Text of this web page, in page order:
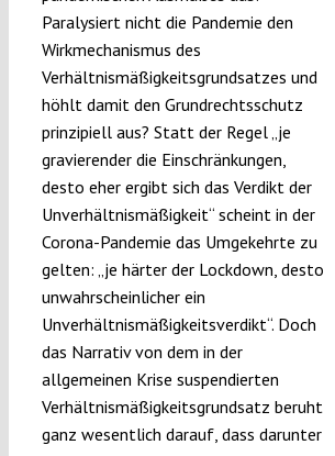
Paralysiert nicht die Pandemie den
Wirkmechanismus des
Verhältnismäßigkeitsgrundsatzes und
höhlt damit den Grundrechtsschutz
prinzipiell aus? Statt der Regel „je
gravierender die Einschränkungen,
desto eher ergibt sich das Verdikt der
Unverhältnismäßigkeit“ scheint in der
Corona-Pandemie das Umgekehrte zu
gelten: „je härter der Lockdown, desto
unwahrscheinlicher ein
Unverhältnismäßigkeitsverdikt“. Doch
das Narrativ von dem in der
allgemeinen Krise suspendierten
Verhältnismäßigkeitsgrundsatz beruht
ganz wesentlich darauf, dass darunter